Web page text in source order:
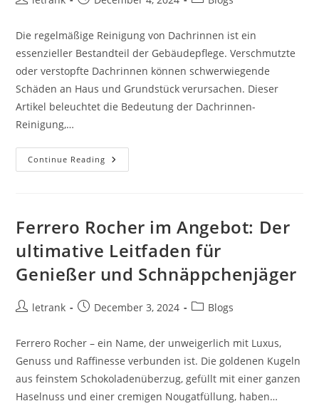
Die regelmäßige Reinigung von Dachrinnen ist ein
essenzieller Bestandteil der Gebäudepflege. Verschmutzte
oder verstopfte Dachrinnen können schwerwiegende
Schäden an Haus und Grundstück verursachen. Dieser
Artikel beleuchtet die Bedeutung der Dachrinnen-
Reinigung,…
Continue Reading Dachrinnen-
Reinigung:
Müssen
Ferrero Rocher im Angebot: Der
ultimative Leitfaden für
Genießer und Schnäppchenjäger
Postletrank
PostDecember 3, 2024
PostBlogs
Ferrero Rocher – ein Name, der unweigerlich mit Luxus,
Genuss und Raffinesse verbunden ist. Die goldenen Kugeln
aus feinstem Schokoladenüberzug, gefüllt mit einer ganzen
Haselnuss und einer cremigen Nougatfüllung, haben…